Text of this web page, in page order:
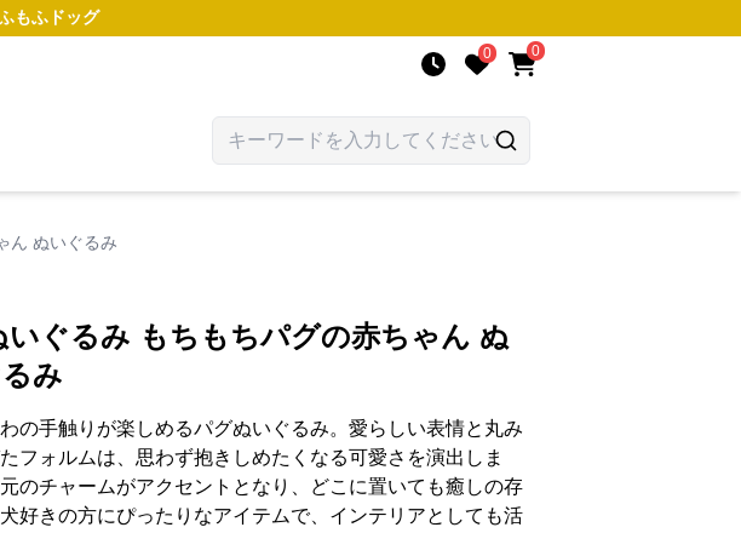
もふドッグ
0 0
ん ぬいぐるみ
いぐるみ もちもちパグの赤ちゃん ぬ
み
の手触りが楽しめるパグぬいぐるみ。愛らしい表情と丸み
フォルムは、思わず抱きしめたくなる可愛さを演出しま
のチャームがアクセントとなり、どこに置いても癒しの存
好きの方にぴったりなアイテムで、インテリアとしても活